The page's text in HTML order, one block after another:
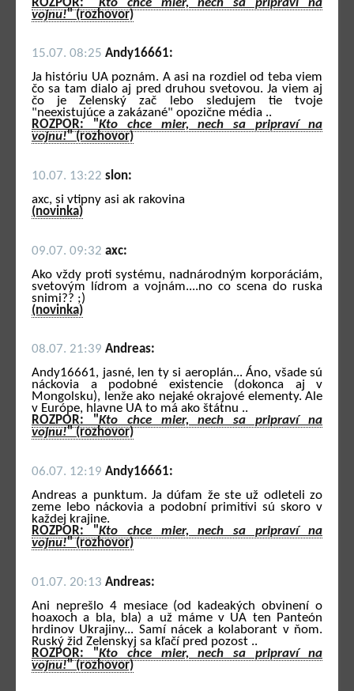
vojnu!" (rozhovor)
15.07. 08:25 Andy16661:
Ja históriu UA poznám. A asi na rozdiel od teba viem
čo sa tam dialo aj pred druhou svetovou. Ja viem aj
čo je Zelenský zač lebo sledujem tie tvoje
"neexistujúce a zakázané" opozične média ..
ROZPOR: "Kto chce mier, nech sa pripraví na
vojnu!" (rozhovor)
10.07. 13:22 slon:
axc, si vtipny asi ak rakovina
(novinka)
09.07. 09:32 axc:
Ako vždy proti systému, nadnárodným korporáciám,
svetovým lídrom a vojnám....no co scena do ruska
snimi?? ;)
(novinka)
08.07. 21:39 Andreas:
Andy16661, jasné, len ty si aeroplán... Áno, všade sú
náckovia a podobné existencie (dokonca aj v
Mongolsku), lenže ako nejaké okrajové elementy. Ale
v Európe, hlavne UA to má ako štátnu ..
ROZPOR: "Kto chce mier, nech sa pripraví na
vojnu!" (rozhovor)
06.07. 12:19 Andy16661:
Andreas a punktum. Ja dúfam že ste už odleteli zo
zeme lebo náckovia a podobní primitívi sú skoro v
každej krajine.
ROZPOR: "Kto chce mier, nech sa pripraví na
vojnu!" (rozhovor)
01.07. 20:13 Andreas:
Ani neprešlo 4 mesiace (od kadeakých obvinení o
hoaxoch a bla, bla) a už máme v UA ten Panteón
hrdinov Ukrajiny... Samí nácek a kolaborant v ňom.
Ruský žid Zelenskyj sa kľačí pred pozost ..
ROZPOR: "Kto chce mier, nech sa pripraví na
vojnu!" (rozhovor)